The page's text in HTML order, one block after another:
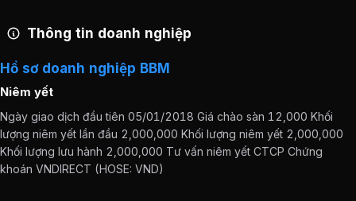
Thông tin doanh nghiệp
Hồ sơ doanh nghiệp BBM
Niêm yết
Ngày giao dịch đầu tiên 05/01/2018 Giá chào sàn 12,000 Khối
lượng niêm yết lần đầu 2,000,000 Khối lượng niêm yết 2,000,000
Khối lượng lưu hành 2,000,000 Tư vấn niêm yết CTCP Chứng
khoán VNDIRECT (HOSE: VND)